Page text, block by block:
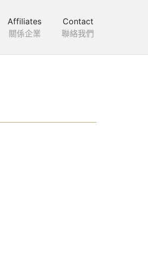
Affiliates
關係企業
Contact
聯絡我們